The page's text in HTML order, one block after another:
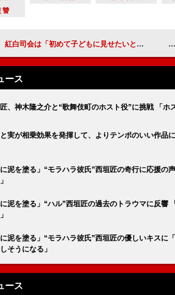
讐
めて子どもに見せたいと思う仕事」 橋本環奈&伊藤沙莉は、朝ドラの演出に「ワクワクしてる」
ース
、神木隆之介と“歌舞伎町のホスト役”に挑戦 「ホ
と実が相乗効果を発揮して、よりテンポのいい作品
に泥を塗る」“モラハラ彼氏”西垣匠の奇行に応援
に泥を塗る」“ハル”西垣匠の過去のトラウマに反
に泥を塗る」“モラハラ彼氏”西垣匠の優しいキス
そうになる」
ース